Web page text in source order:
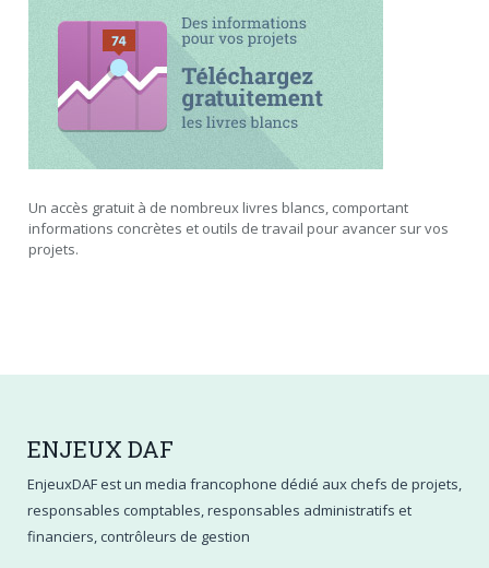
Un accès gratuit à de nombreux livres blancs, comportant
informations concrètes et outils de travail pour avancer sur vos
projets.
ENJEUX DAF
EnjeuxDAF est un media francophone dédié aux chefs de projets,
responsables comptables, responsables administratifs et
financiers, contrôleurs de gestion